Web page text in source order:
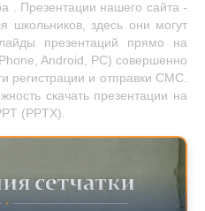
. Презентации нашего сайта -
школьников, здесь они могут
презентаций прямо на
Android, PC) совершенно
регистрации и отправки СМС.
скачать презентации на
(PPTX).